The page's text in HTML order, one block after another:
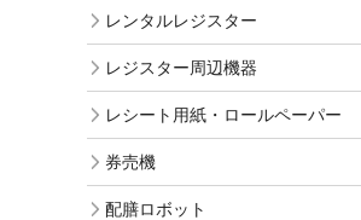
レンタルレジスター
レジスター周辺機器
レシート用紙・ロールペーパー
券売機
配膳ロボット